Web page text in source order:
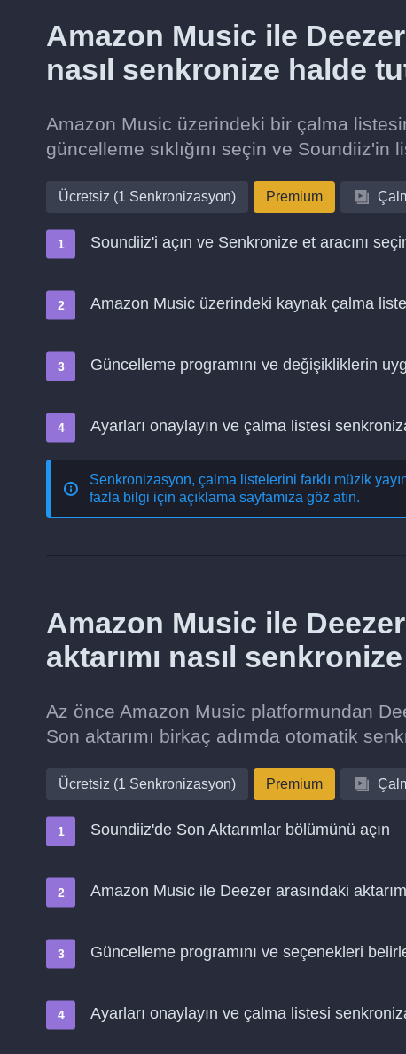
Amazon Music ile
nasıl senkronize halde
Amazon Music üzerindeki bir çalma
güncelleme sıklığını seçin ve Soundiiz'in
Ücretsiz (1 Senkronizasyon) Premium
Soundiiz'i açın ve Senkronize et aracını
Amazon Music üzerindeki kaynak çalma
Güncelleme programını ve değişikliklerin
Ayarları onaylayın ve çalma listesi
Senkronizasyon, çalma listelerini farklı müzik
fazla bilgi için açıklama sayfamıza göz atın.
Amazon Music ile
aktarımı nasıl
Az önce Amazon Music platformundan
Son aktarımı birkaç adımda otomatik
Ücretsiz (1 Senkronizasyon) Premium
Soundiiz'de Son Aktarımlar bölümünü açın
Amazon Music ile Deezer arasındaki
Güncelleme programını ve seçenekleri
Ayarları onaylayın ve çalma listesi